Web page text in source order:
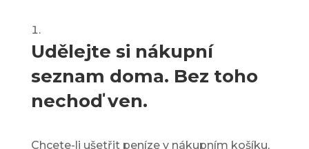
Udělejte si nákupní
seznam doma. Bez toho
nechoď ven.
Chcete-li ušetřit peníze v nákupním košíku,